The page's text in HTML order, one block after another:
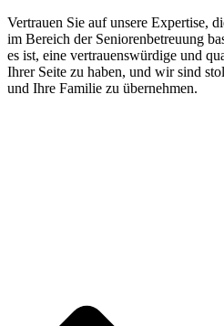
Vertrauen Sie auf unsere Expertise,
im Bereich der Seniorenbetreuung
es ist, eine vertrauenswürdige und
Ihrer Seite zu haben, und wir sind
und Ihre Familie zu übernehmen.